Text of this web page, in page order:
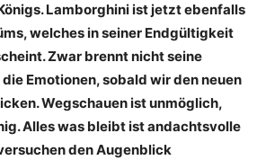
Lamborghini ist jetzt ebenfalls
welches in seiner Endgültigkeit
Zwar brennt nicht seine
Emotionen, sobald wir den neuen
Wegschauen ist unmöglich,
Alles was bleibt ist andachtsvolle
den Augenblick